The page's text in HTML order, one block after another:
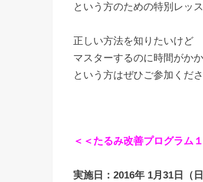
という方のための特別レッ
正しい方法を知りたいけど
マスターするのに時間がか
という方はぜひご参加くださ
＜＜ たるみ改善プログラム
実施日：2016年 1月31日（日